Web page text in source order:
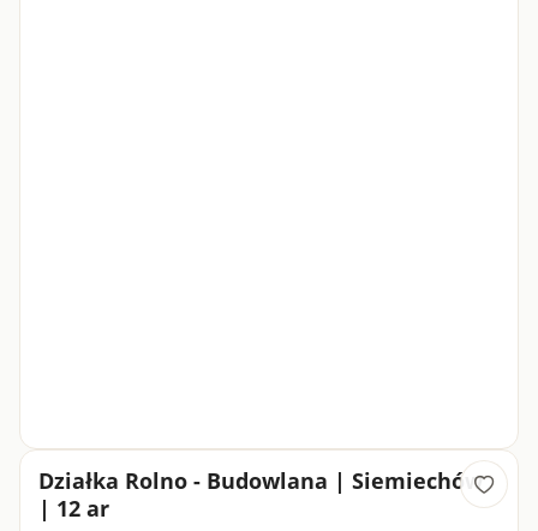
Działka Rolno - Budowlana | Siemiechów
| 12 ar